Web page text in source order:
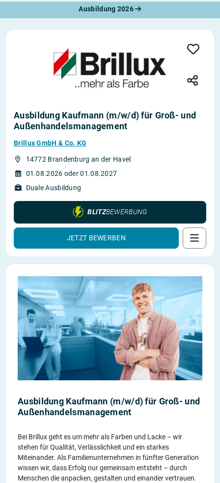
Ausbildung 2026
Ausbildung Kaufmann (m/w/d) für Groß- und
Außenhandelsmanagement
Brillux GmbH & Co. KG
14772 Brandenburg an der Havel
01.08.2026 oder 01.08.2027
Duale Ausbildung
BLITZBEWERBUNG
JETZT BEWERBEN
Ausbildung Kaufmann (m/w/d) für Groß- und
Außenhandelsmanagement
Bei Brillux geht es um mehr als Farben und Lacke – wir
stehen für Qualität, Verlässlichkeit und ein starkes
Miteinander. Als Familienunternehmen in fünfter Generation
wissen wir, dass Erfolg nur gemeinsam entsteht – durch
Menschen die anpacken, gestalten und einander vertrauen.